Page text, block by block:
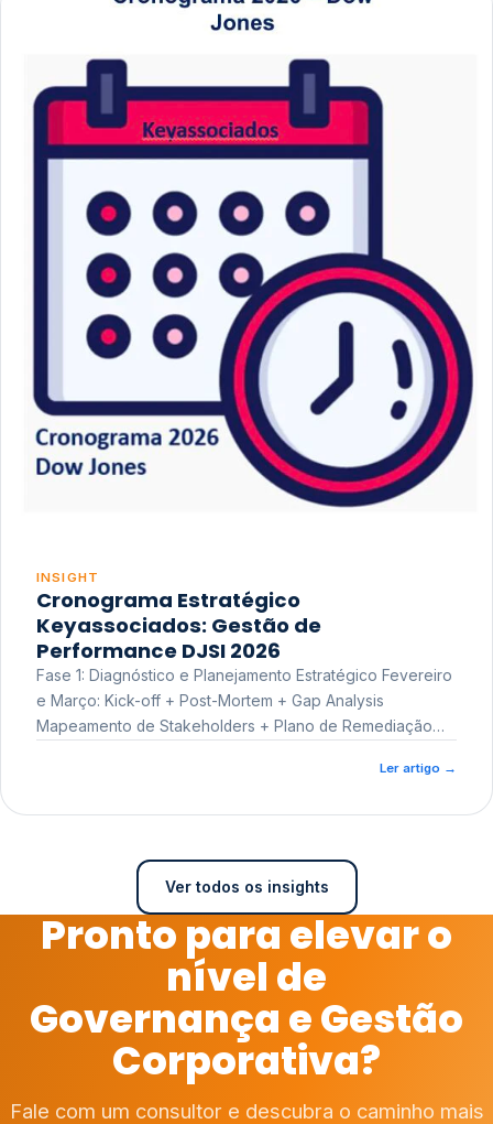
INSIGHT
Cronograma Estratégico
Keyassociados: Gestão de
Performance DJSI 2026
Fase 1: Diagnóstico e Planejamento Estratégico Fevereiro
e Março: Kick-off + Post-Mortem + Gap Analysis
Mapeamento de Stakeholders + Plano de Remediação
Ler artigo →
Ver todos os insights
Pronto para elevar o
nível de
Governança e Gestão
Corporativa?
Fale com um consultor e descubra o caminho mais